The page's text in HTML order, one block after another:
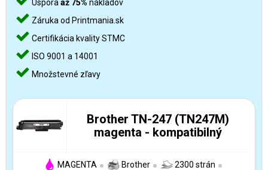
Úspora až 75% nákladov
Záruka od Printmania.sk
Certifikácia kvality STMC
ISO 9001 a 14001
Množstevné zľavy
Brother TN-247 (TN247M)
magenta - kompatibilný
MAGENTA Brother 2300 strán